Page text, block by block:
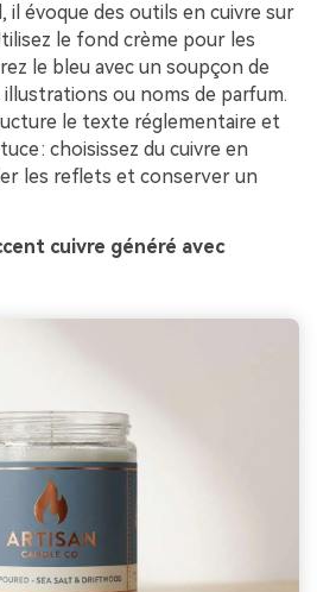
il évoque des outils en cuivre sur
le fond crème pour les
le bleu avec un soupçon de
illustrations ou noms de parfum.
le texte réglementaire et
: choisissez du cuivre en
les reflets et conserver un
cuivre généré avec